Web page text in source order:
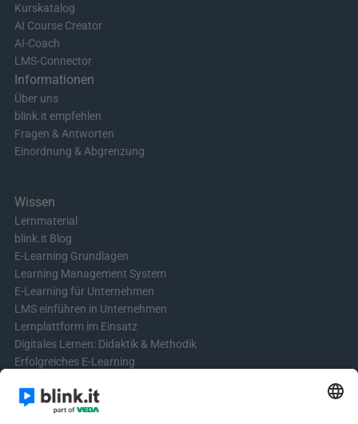
Kurskatalog
AI Course Creator
AI-Coach
LMS-Connector
Informationen
Über uns
blink.it empfehlen
Fragen & Antworten
Einordnung & Abgrenzung
Wissen
Lernmaterial
blink.it Blog
E-Learning Grundlagen
Learning Management System
E-Learning für Unternehmen
LMS einführen in Unternehmen
Lernplattform im Einsatz
Digitales Lernen: Didaktik & Methodik
Erfolgreiches E-Learning
Learning & Development
Videos für Online-Kurse erstellen